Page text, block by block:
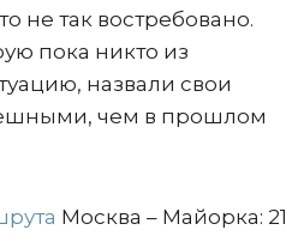
не так востребовано.
пока никто из
назвали свои
чем в прошлом
Москва – Майорка: 21